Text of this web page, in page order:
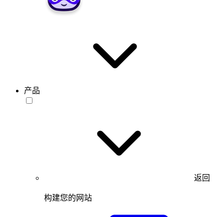
产品
返回
构建您的网站